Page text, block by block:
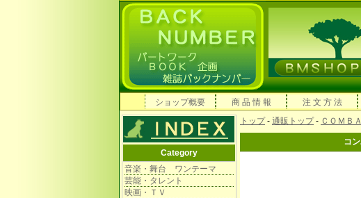
ショップ概要
商 品 情 報 注 文 方 法
Category
音楽・舞台 ワンテーマ
芸能・タレント
映画・ＴＶ
トップ- 通販トップ- ＣＯＭＢ
コ